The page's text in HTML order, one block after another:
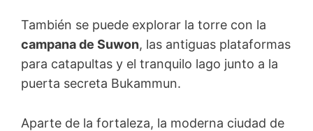
También se puede explorar la torre con la
campana de Suwon, las antiguas plataformas
para catapultas y el tranquilo lago junto a la
puerta secreta Bukammun.
Aparte de la fortaleza, la moderna ciudad de